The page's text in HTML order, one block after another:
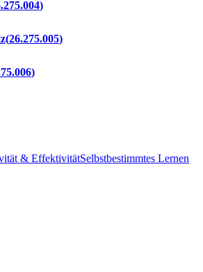
26.275.005
& EffektivitätSelbstbestimmtes Lernen